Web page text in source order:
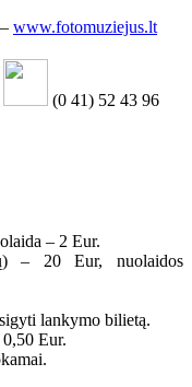
www.fotomuziejus.lt
(0 41) 52 43 96
– 2 Eur.
– 20 Eur, nuolaidos
lankymo bilietą.
Eur.